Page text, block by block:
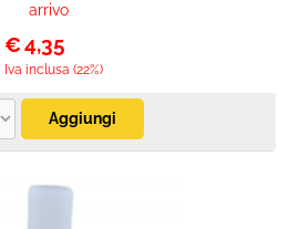
arrivo
€4,35
Iva inclusa (22%)